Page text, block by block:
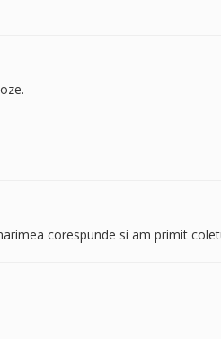
corespunde si am primit